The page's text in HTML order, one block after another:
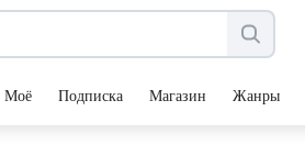
Моё Подписка Магазин Жанры